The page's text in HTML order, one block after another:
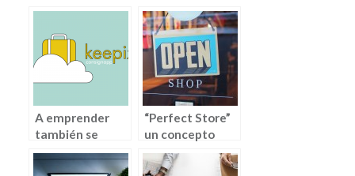
A emprender
también se
aprende
viajando (por
“Perfect Store”
un concepto
empresarial que
busca que el